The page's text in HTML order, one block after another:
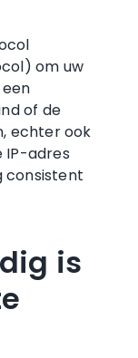
om uw
of de
echter ook
IP-adres
consistent
is